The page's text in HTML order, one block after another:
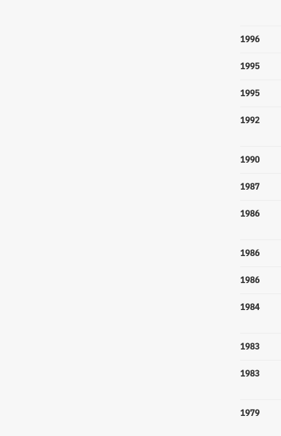
1996
1995
1995
1992
1990
1987
1986
1986
1986
1984
1983
1983
1979